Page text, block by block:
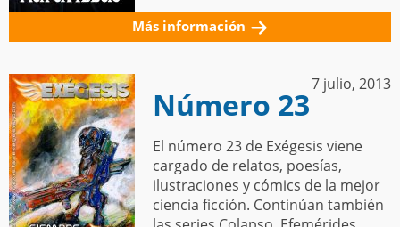
Más información
Número 23
7 julio, 2013
El número 23 de Exégesis viene
cargado de relatos, poesías,
ilustraciones y cómics de la mejor
ciencia ficción. Continúan también